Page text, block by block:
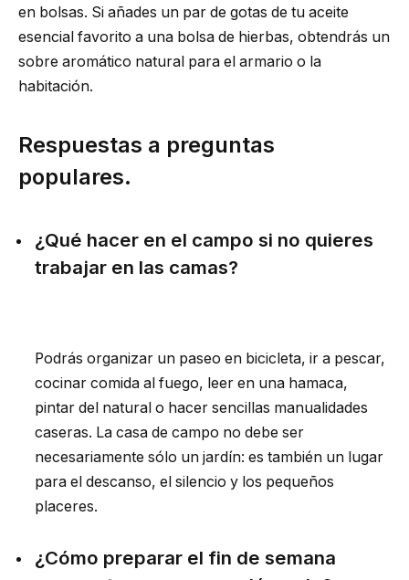
en bolsas. Si añades un par de gotas de tu aceite
esencial favorito a una bolsa de hierbas, obtendrás un
sobre aromático natural para el armario o la
habitación.
Respuestas a preguntas
populares.
¿Qué hacer en el campo si no quieres
trabajar en las camas?
Podrás organizar un paseo en bicicleta, ir a pescar,
cocinar comida al fuego, leer en una hamaca,
pintar del natural o hacer sencillas manualidades
caseras. La casa de campo no debe ser
necesariamente sólo un jardín: es también un lugar
para el descanso, el silencio y los pequeños
placeres.
¿Cómo preparar el fin de semana